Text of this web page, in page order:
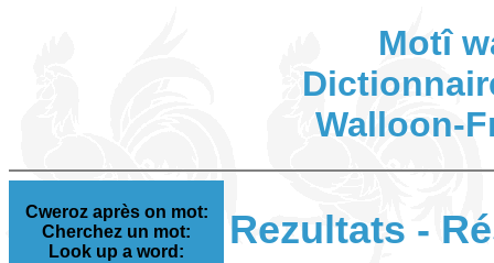
Motî
Walloon-
Cweroz après on mot:
Cherchez un mot:
Look up a word:
Rezultats -